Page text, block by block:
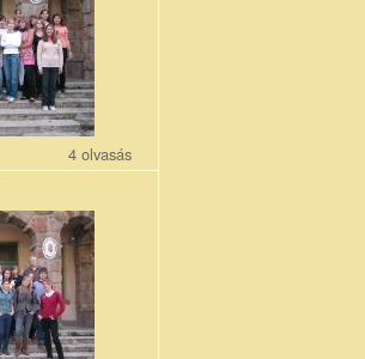
4 olvasás